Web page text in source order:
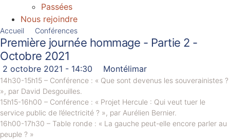
Passées
Nous rejoindre
Accueil Conférences
Première journée hommage - Partie 2 -
Octobre 2021
2 octobre 2021 - 14:30 Montélimar
14h30-15h15 – Conférence : « Que sont devenus les souverainistes ?
», par David Desgouilles.
15h15-16h00 – Conférence : « Projet Hercule : Qui veut tuer le
service public de l’électricité ? », par Aurélien Bernier.
16h00-17h30 – Table ronde : « La gauche peut-elle encore parler au
peuple ? »